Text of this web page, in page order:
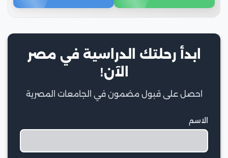
ابدأ رحلتك الدراسية في مصر
الآن!
احصل على قبول مضمون في الجامعات المصرية
الاسم